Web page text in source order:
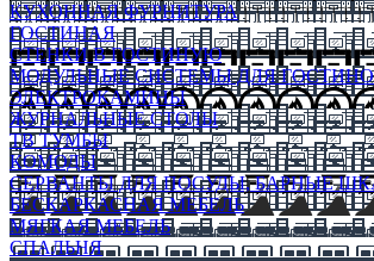
КУХОННАЯ ФУРНИТУРА
ГОСТИНАЯ
СТЕНКИ В ГОСТИНУЮ
МОДУЛЬНЫЕ СИСТЕМЫ ДЛЯ
ЭЛЕКТРОКАМИНЫ
ЖУРНАЛЬНЫЕ СТОЛЫ
ТВ ТУМБЫ
КОМОДЫ
СЕРВАНТЫ ДЛЯ ПОСУДЫ, БАРНЫЕ
БЕСКАРКАСНАЯ МЕБЕЛЬ
МЯГКАЯ МЕБЕЛЬ
СПАЛЬНЯ